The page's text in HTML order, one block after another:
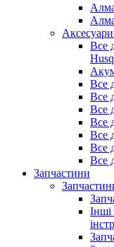
Все
Все
Все
Все
Все
Все
Все
Все
Запчастини
Інші